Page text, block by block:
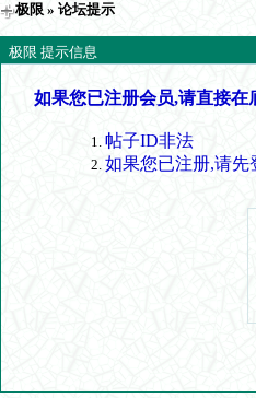
极限 » 论坛提示
极限 提示信息
如果您已注册会员,请直接
帖子ID非法
如果您已注册,请先